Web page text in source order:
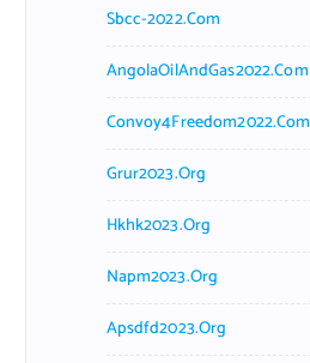
Sbcc-2022.com
AngolaOilAndGas2022.com
Convoy4Freedom2022.com
Grur2023.org
Hkhk2023.org
Napm2023.org
Apsdfd2023.org